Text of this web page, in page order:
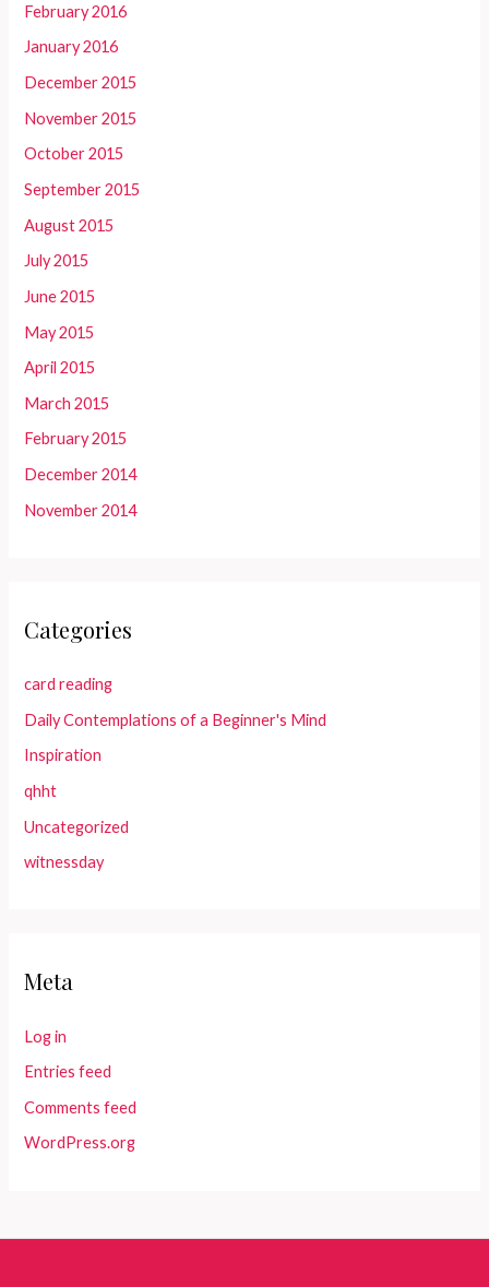
February 2016
January 2016
December 2015
November 2015
October 2015
September 2015
August 2015
July 2015
June 2015
May 2015
April 2015
March 2015
February 2015
December 2014
November 2014
Categories
card reading
Daily Contemplations of a Beginner's Mind
Inspiration
qhht
Uncategorized
witnessday
Meta
Log in
Entries feed
Comments feed
WordPress.org